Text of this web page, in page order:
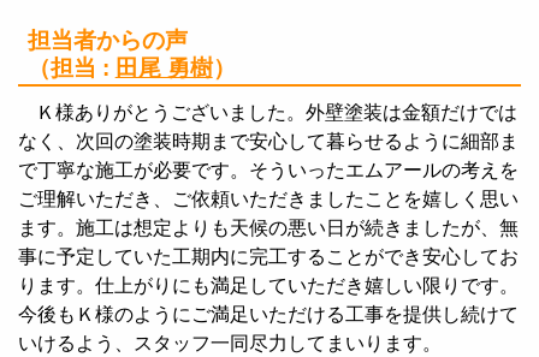
担当者からの声
（担当 : 田尾 勇樹）
Ｋ様ありがとうございました。外壁塗装は金額だけでは
なく、次回の塗装時期まで安心して暮らせるように細部ま
で丁寧な施工が必要です。そういったエムアールの考えを
ご理解いただき、ご依頼いただきましたことを嬉しく思い
ます。施工は想定よりも天候の悪い日が続きましたが、無
事に予定していた工期内に完工することができ安心してお
ります。仕上がりにも満足していただき嬉しい限りです。
今後もＫ様のようにご満足いただける工事を提供し続けて
いけるよう、スタッフ一同尽力してまいります。